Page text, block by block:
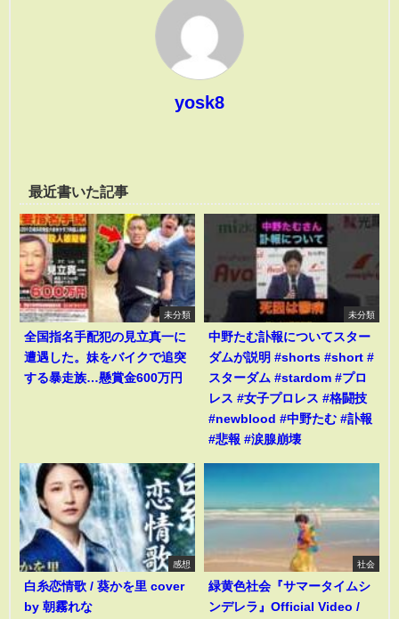
yosk8
最近書いた記事
未分類
全国指名手配犯の見立真一に
遭遇した。妹をバイクで追突
する暴走族…懸賞金600万円
未分類
中野たむ訃報についてスター
ダムが説明 #shorts #short #
スターダム #stardom #プロ
レス #女子プロレス #格闘技
#newblood #中野たむ #訃報
#悲報 #涙腺崩壊
感想
白糸恋情歌 / 葵かを里 cover
by 朝霧れな
社会
緑黄色社会『サマータイムシ
ンデレラ』Official Video /